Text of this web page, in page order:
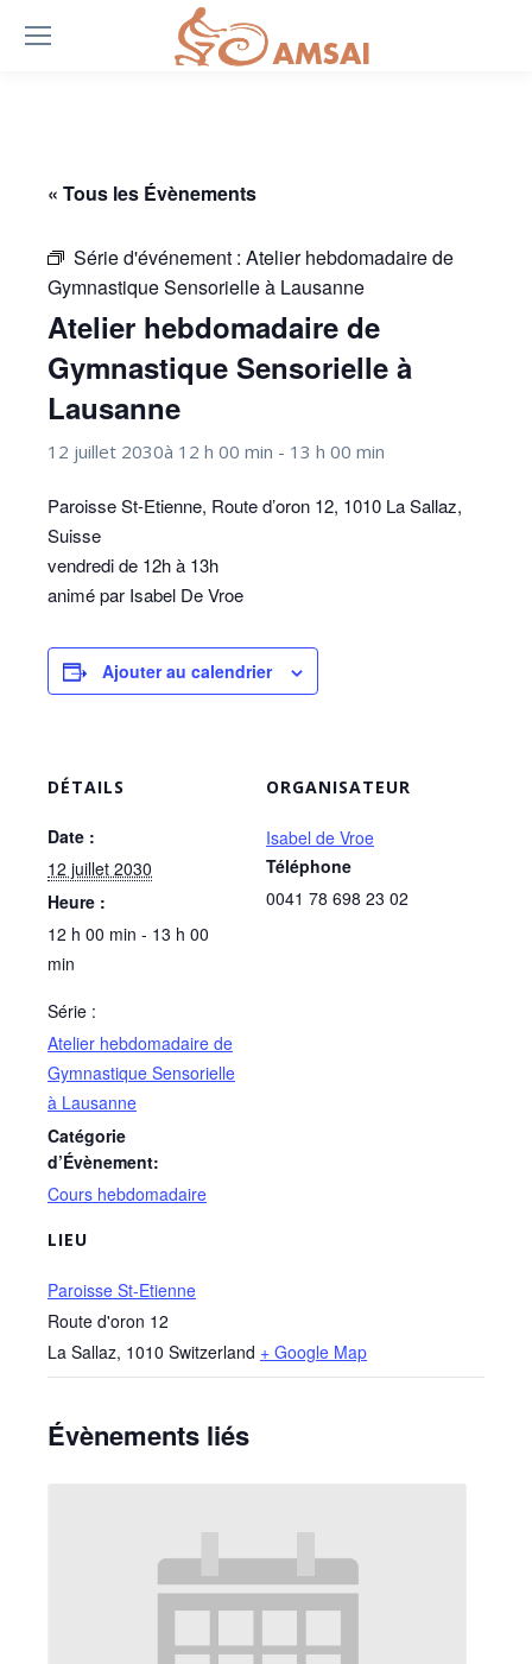
« Tous les Évènements
Série d'événement : Atelier hebdomadaire de
Gymnastique Sensorielle à Lausanne
Atelier hebdomadaire de
Gymnastique Sensorielle à
Lausanne
12 juillet 2030à 12 h 00 min - 13 h 00 min
Paroisse St-Etienne, Route d’oron 12, 1010 La Sallaz,
Suisse
vendredi de 12h à 13h
animé par Isabel De Vroe
Ajouter au calendrier
DÉTAILS
Date :
12 juillet 2030
Heure :
12 h 00 min - 13 h 00
min
Série :
Atelier hebdomadaire de
Gymnastique Sensorielle
à Lausanne
Catégorie
d’Évènement:
Cours hebdomadaire
LIEU
Paroisse St-Etienne
Route d'oron 12
La Sallaz, 1010 Switzerland + Google Map
ORGANISATEUR
Isabel de Vroe
Téléphone
0041 78 698 23 02
Évènements liés